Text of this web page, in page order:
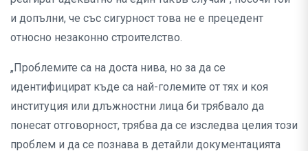
и допълни, че със сигурност това не е прецедент
относно незаконно строителство.
„Проблемите са на доста нива, но за да се
идентифицират къде са най-големите от тях и коя
институция или длъжностни лица би трябвало да
понесат отговорност, трябва да се изследва целия този
проблем и да се познава в детайли документацията